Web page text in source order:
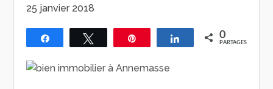
25 janvier 2018
Partagez Tweetez Épingle Partagez0
PARTAGES